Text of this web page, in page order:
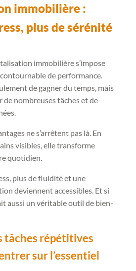
immobilière :
plus de sérénité
immobilière s’impose
de performance.
de gagner du temps, mais
de nombreuses tâches et de
ne s’arrêtent pas là. En
visibles, elle transforme
quotidien.
plus de fluidité et une
deviennent accessibles. Et si
aussi un véritable outil de bien-
tâches répétitives
sur l’essentiel